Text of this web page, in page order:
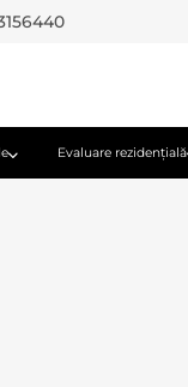
Evaluare rezidențială